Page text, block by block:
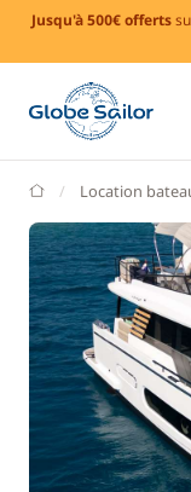
Jusqu'à 500€ offerts
GlobeSailor
Location